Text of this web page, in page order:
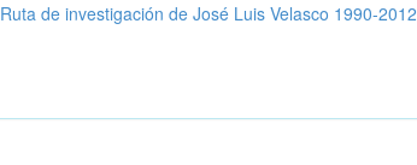
Ruta de investigación de José Luis Velasco 1990-2012